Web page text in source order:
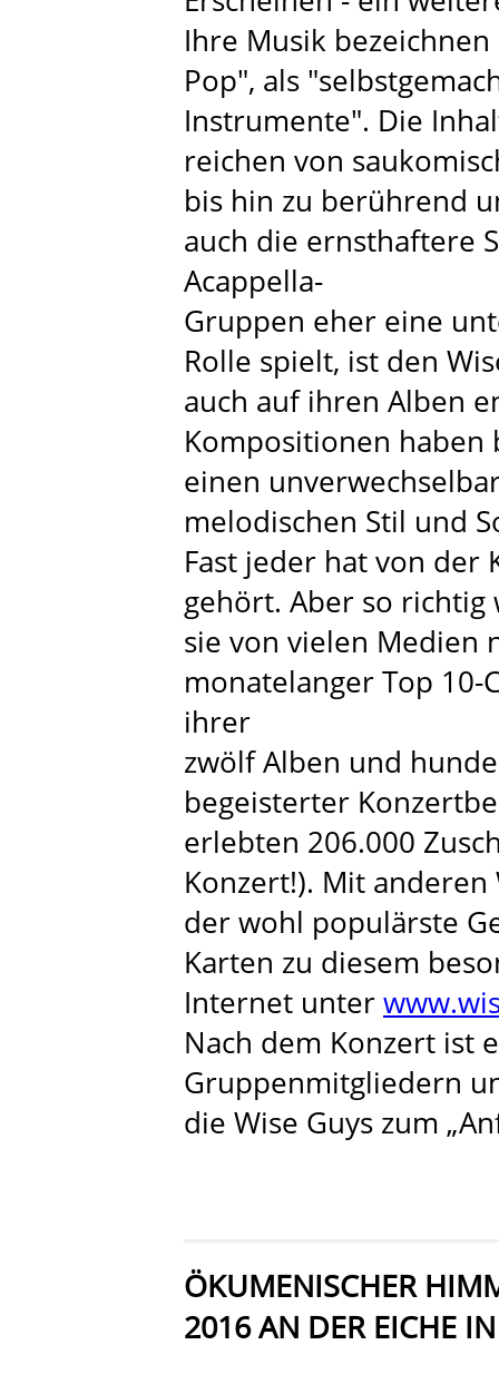
Ihre Musik
Pop", als
Instrumente". Die
reichen von
bis hin zu berührend
auch die ernsthaftere
Acappella-
Gruppen eher eine
Rolle spielt, ist den
auch auf ihren Alben
Kompositionen haben
einen
melodischen Stil und
Fast jeder hat von der
gehört. Aber so
sie von vielen Medien
monatelanger Top
ihrer
zwölf Alben und
begeisterter
erlebten 206.000
Konzert!). Mit anderen
der wohl populärste
Karten zu diesem
Internet unter
Nach dem Konzert ist
Gruppenmitgliedern
die Wise Guys zum
ÖKUMENISCHER
2016 AN DER EICHE